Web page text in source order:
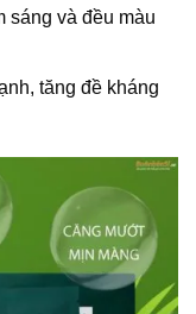
sáng và đều màu
tăng đề kháng